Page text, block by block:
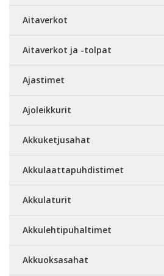
Aitaverkot
Aitaverkot ja -tolpat
Ajastimet
Ajoleikkurit
Akkuketjusahat
Akkulaattapuhdistimet
Akkulaturit
Akkulehtipuhaltimet
Akkuoksasahat